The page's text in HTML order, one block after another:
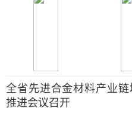
全省先进合金材料产业链
推进会议召开